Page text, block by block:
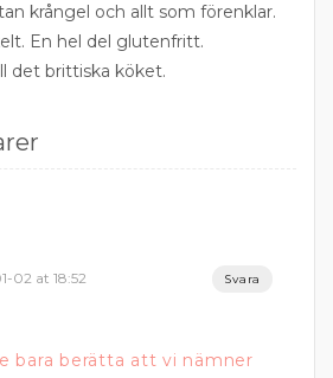
krångel och allt som förenklar.
En hel del glutenfritt.
det brittiska köket.
02 at 18:52 Svara
bara berätta att vi nämner